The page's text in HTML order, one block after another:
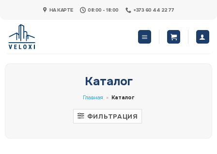
content
НА КАРТЕ 08:00 - 18:00 +373 60 44 22 77
Каталог
Главная » Каталог
ФИЛЬТРАЦИЯ